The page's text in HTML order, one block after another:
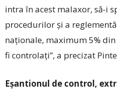
intra în acest malaxor, să-i
procedurilor și a
naționale, maximum 5%
fi controlați”, a precizat
Eșantionul de control,